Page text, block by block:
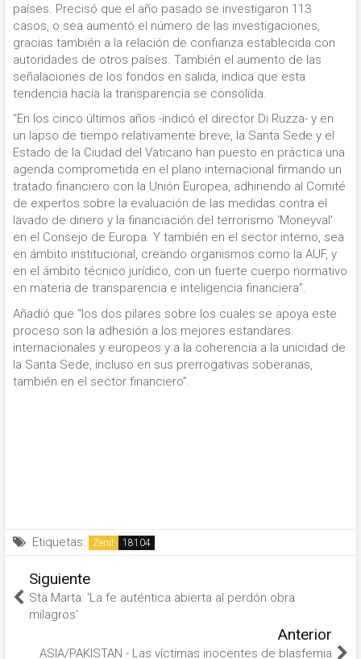
países. Precisó que el año pasado se investigaron 113
casos, o sea aumentó el número de las investigaciones,
gracias también a la relación de confianza establecida con
autoridades de otros países. También el aumento de las
señalaciones de los fondos en salida, indica que esta
tendencia hacia la transparencia se consolida.
“En los cinco últimos años -indicó el director Di Ruzza- y en
un lapso de tiempo relativamente breve, la Santa Sede y el
Estado de la Ciudad del Vaticano han puesto en práctica una
agenda comprometida en el plano internacional firmando un
tratado financiero con la Unión Europea, adhiriendo al Comité
de expertos sobre la evaluación de las medidas contra el
lavado de dinero y la financiación del terrorismo 'Moneyval'
en el Consejo de Europa. Y también en el sector interno, sea
en ámbito institucional, creando organismos como la AUF, y
en el ámbito técnico jurídico, con un fuerte cuerpo normativo
en materia de transparencia e inteligencia financiera”.
Añadió que “los dos pilares sobre los cuales se apoya este
proceso son la adhesión a los mejores estandares
internacionales y europeos y a la coherencia a la unicidad de
la Santa Sede, incluso en sus prerrogativas soberanas,
también en el sector financiero”.
Etiquetas: Zenit
Siguiente
Sta Marta: 'La fe auténtica abierta al perdón obra
milagros'
Anterior
ASIA/PAKISTAN - Las víctimas inocentes de blasfemia